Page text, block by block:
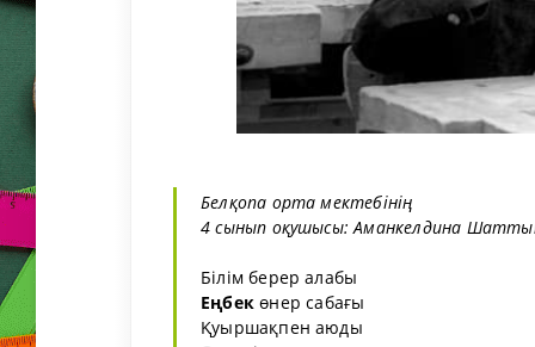
Белқопа орта мектебінің
4 сынып оқушысы: Аманкелдина
Білім берер алабы
Еңбекөнер сабағы
Қуыршақпен аюды